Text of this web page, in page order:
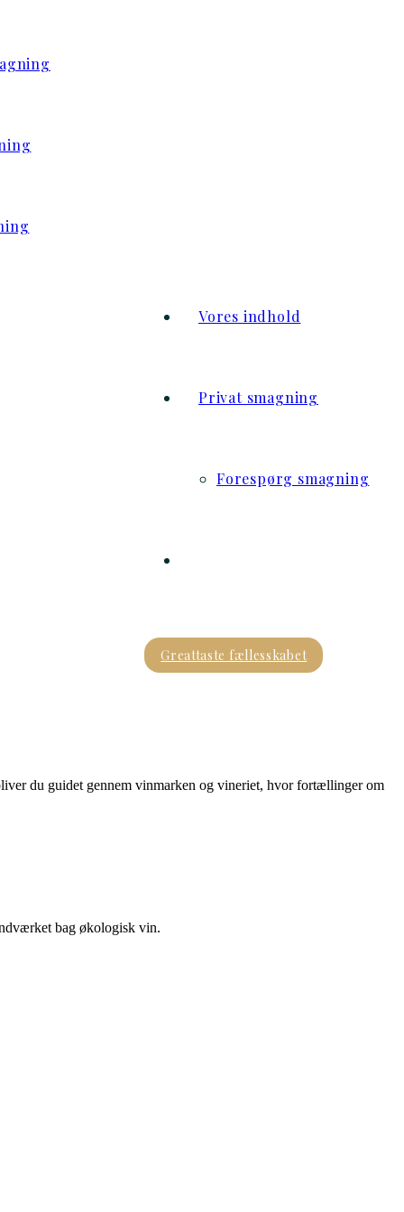
Vores indhold
Privat smagning
Forespørg smagning
Greattaste fællesskabet
du guidet gennem vinmarken og vineriet, hvor fortællinger om
bag økologisk vin.